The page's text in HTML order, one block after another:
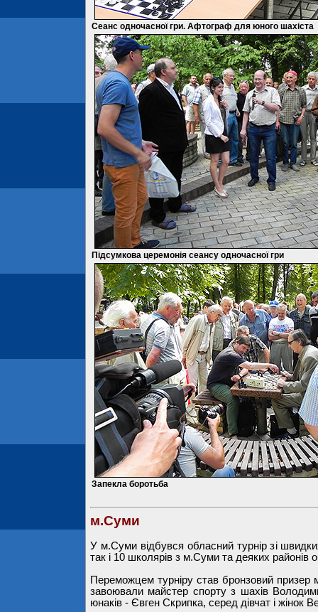
Сеанс одночасної гри. Афтограф для юного шахіста
Підсумкова церемонія сеансу одночасної гри
Запекла боротьба
м.Суми
У м.Суми відбувся обласний турнір зі
так і 10 школярів з м.Суми та деяких районів
Переможцем турніру став бронзовий призер
завоювали майстер спорту з шахів
юнаків - Євген Скрипка, серед дівчат і жінок